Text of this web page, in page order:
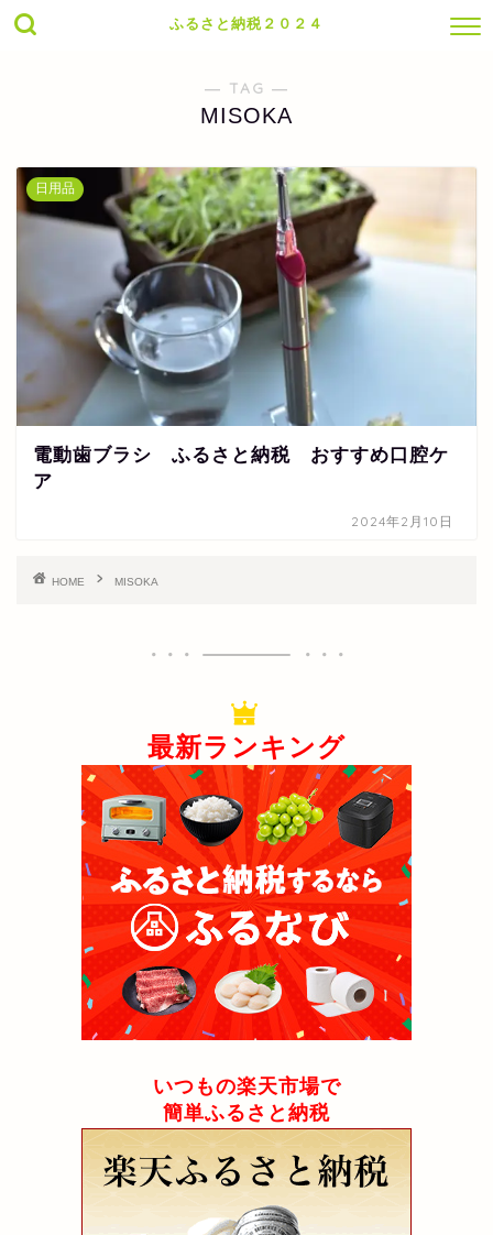
ふるさと納税２０２４
― TAG ―
MISOKA
日用品
電動歯ブラシ ふるさと納税 おすすめ口腔ケ
ア
2024年2月10日
HOME MISOKA
最新ランキング
いつもの楽天市場で
簡単ふるさと納税